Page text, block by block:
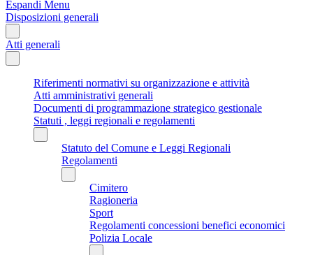
Espandi Menu
Disposizioni generali
Atti generali
Riferimenti normativi su organizzazione e attività
Atti amministrativi generali
Documenti di programmazione strategico gestionale
Statuti , leggi regionali e regolamenti
Statuto del Comune e Leggi Regionali
Regolamenti
Cimitero
Ragioneria
Sport
Regolamenti concessioni benefici economici
Polizia Locale